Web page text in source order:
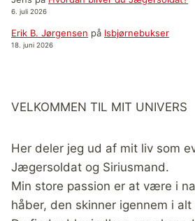
6. juli 2026
Erik B. Jørgensen på Isbjørnebukser
18. juni 2026
VELKOMMEN TIL MIT UNIVERS
Her deler jeg ud af mit liv som
Jægersoldat og Siriusmand.
Min store passion er at være i
håber, den skinner igennem i alt